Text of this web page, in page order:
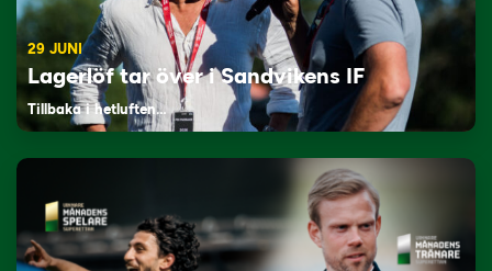
29 JUNI
Lagerlöf tar över i Sandvikens IF
Tillbaka i hetluften…